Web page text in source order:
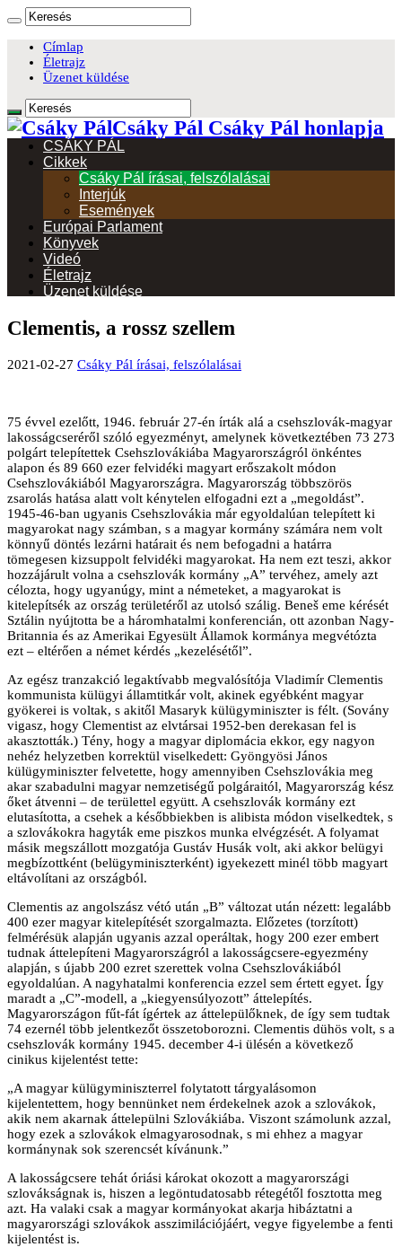
Címlap
Életrajz
Üzenet küldése
Csáky Pál Csáky Pál honlapja
CSÁKY PÁL
Cikkek
Csáky Pál írásai, felszólalásai
Interjúk
Események
Európai Parlament
Könyvek
Videó
Életrajz
Üzenet küldése
Clementis, a rossz szellem
2021-02-27 Csáky Pál írásai, felszólalásai
75 évvel ezelőtt, 1946. február 27-én írták alá a csehszlovák-magyar
lakosságcseréről szóló egyezményt, amelynek következtében 73 273
polgárt telepítettek Csehszlovákiába Magyarországról önkéntes
alapon és 89 660 ezer felvidéki magyart erőszakolt módon
Csehszlovákiából Magyarországra. Magyarország többszörös
zsarolás hatása alatt volt kénytelen elfogadni ezt a „megoldást”.
1945-46-ban ugyanis Csehszlovákia már egyoldalúan telepített ki
magyarokat nagy számban, s a magyar kormány számára nem volt
könnyű döntés lezárni határait és nem befogadni a határra
tömegesen kizsuppolt felvidéki magyarokat. Ha nem ezt teszi, akkor
hozzájárult volna a csehszlovák kormány „A” tervéhez, amely azt
célozta, hogy ugyanúgy, mint a németeket, a magyarokat is
kitelepítsék az ország területéről az utolsó szálig. Beneš eme kérését
Sztálin nyújtotta be a háromhatalmi konferencián, ott azonban Nagy-
Britannia és az Amerikai Egyesült Államok kormánya megvétózta
ezt – eltérően a német kérdés „kezelésétől”.
Az egész tranzakció legaktívabb megvalósítója Vladimír Clementis
kommunista külügyi államtitkár volt, akinek egyébként magyar
gyökerei is voltak, s akitől Masaryk külügyminiszter is félt. (Sovány
vigasz, hogy Clementist az elvtársai 1952-ben derekasan fel is
akasztották.) Tény, hogy a magyar diplomácia ekkor, egy nagyon
nehéz helyzetben korrektül viselkedett: Gyöngyösi János
külügyminiszter felvetette, hogy amennyiben Csehszlovákia meg
akar szabadulni magyar nemzetiségű polgáraitól, Magyarország kész
őket átvenni – de területtel együtt. A csehszlovák kormány ezt
elutasította, a csehek a későbbiekben is alibista módon viselkedtek, s
a szlovákokra hagyták eme piszkos munka elvégzését. A folyamat
másik megszállott mozgatója Gustáv Husák volt, aki akkor belügyi
megbízottként (belügyminiszterként) igyekezett minél több magyart
eltávolítani az országból.
Clementis az angolszász vétó után „B” változat után nézett: legalább
400 ezer magyar kitelepítését szorgalmazta. Előzetes (torzított)
felmérésük alapján ugyanis azzal operáltak, hogy 200 ezer embert
tudnak áttelepíteni Magyarországról a lakosságcsere-egyezmény
alapján, s újabb 200 ezret szerettek volna Csehszlovákiából
egyoldalúan. A nagyhatalmi konferencia ezzel sem értett egyet. Így
maradt a „C”-modell, a „kiegyensúlyozott” áttelepítés.
Magyarországon fűt-fát ígértek az áttelepülőknek, de így sem tudtak
74 ezernél több jelentkezőt összetoborozni. Clementis dühös volt, s a
csehszlovák kormány 1945. december 4-i ülésén a következő
cinikus kijelentést tette:
„A magyar külügyminiszterrel folytatott tárgyalásomon
kijelentettem, hogy bennünket nem érdekelnek azok a szlovákok,
akik nem akarnak áttelepülni Szlovákiába. Viszont számolunk azzal,
hogy ezek a szlovákok elmagyarosodnak, s mi ehhez a magyar
kormánynak sok szerencsét kívánunk.”
A lakosságcsere tehát óriási károkat okozott a magyarországi
szlovákságnak is, hiszen a legöntudatosabb rétegétől fosztotta meg
azt. Ha valaki csak a magyar kormányokat akarja hibáztatni a
magyarországi szlovákok asszimilációjáért, vegye figyelembe a fenti
kijelentést is.